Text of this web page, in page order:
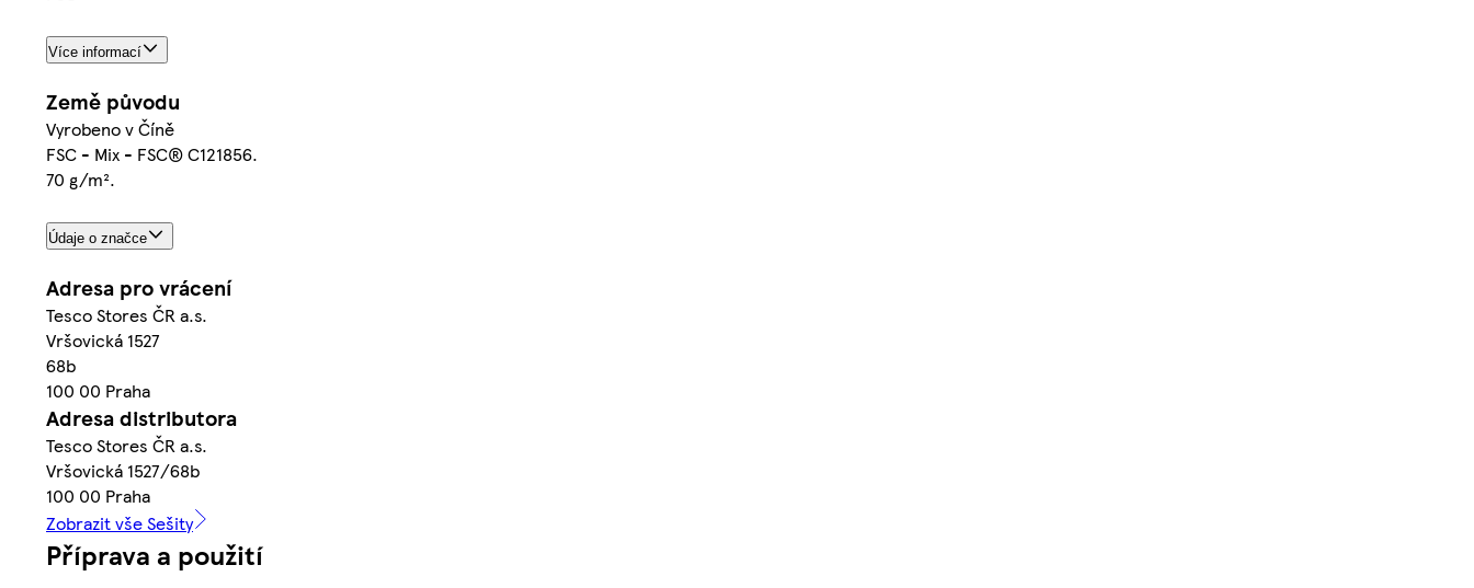
Více informací
Země původu
Vyrobeno v Číně
FSC - Mix - FSC® C121856.
70 g/m².
Údaje o značce
Adresa pro vrácení
Tesco Stores ČR a.s.
Vršovická 1527
68b
100 00 Praha
Adresa distributora
Tesco Stores ČR a.s.
Vršovická 1527/68b
100 00 Praha
Zobrazit vše Sešity
Příprava a použití